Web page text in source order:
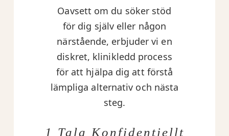
Oavsett om du söker stöd
för dig själv eller någon
närstående, erbjuder vi en
diskret, klinikledd process
för att hjälpa dig att förstå
lämpliga alternativ och nästa
steg.
1 Tala Konfidentiellt